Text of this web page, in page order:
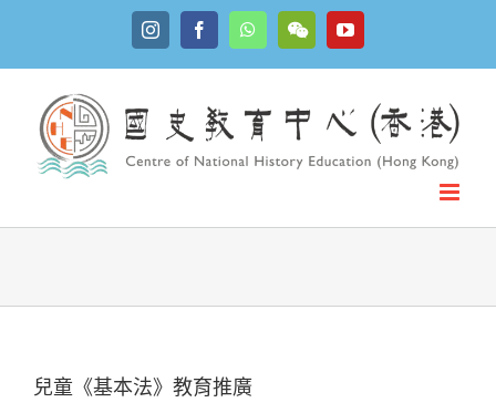
InstagramFacebookWhatsApp
WeChat
YouTube
兒童《基本法》教育推廣